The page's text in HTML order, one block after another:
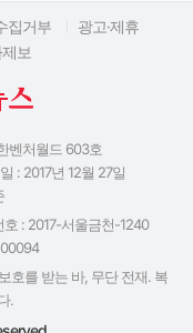
집거부
광고·제휴
보
벤처월드 603호
: 2017년 12월 27일
: 2017-서울금천-1240
호를 받는 바, 무단 전재. 복
.